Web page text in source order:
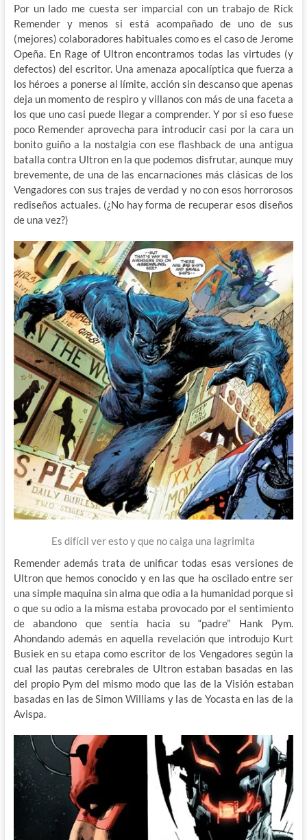
Por un lado me cuesta ser imparcial con un trabajo de Rick
Remender y menos si está acompañado de uno de sus
(mejores) colaboradores habituales como es el caso de Jerome
Opeña. En Rage of Ultron encontramos todas las virtudes (y
defectos) del escritor. Una amenaza apocalíptica que fuerza a
los héroes a ponerse al límite, acción sin descanso que apenas
deja un momento de respiro y villanos con más de una faceta a
los que uno casi puede llegar a comprender. Y por si eso fuese
poco Remender aprovecha para introducir casi por la cara un
bonito guiño a la nostalgia con ese flashback de una antigua
batalla contra Ultron en la que podemos disfrutar, aunque muy
brevemente, de una de las encarnaciones más clásicas de los
Vengadores con sus trajes de verdad y no con esos horrorosos
rediseños actuales. (¿No hay forma de recuperar esos diseños
de una vez?)
Es difícil ver esto y que no caiga una lagrimita
Remender además trata de unificar todas esas versiones de
Ultron que hemos conocido y en las que ha oscilado entre ser
una simple maquina sin alma que odia a la humanidad porque si
o que su odio a la misma estaba provocado por el sentimiento
de abandono que sentía hacia su “padre” Hank Pym.
Ahondando además en aquella revelación que introdujo Kurt
Busiek en su etapa como escritor de los Vengadores según la
cual las pautas cerebrales de Ultron estaban basadas en las
del propio Pym del mismo modo que las de la Visión estaban
basadas en las de Simon Williams y las de Yocasta en las de la
Avispa.